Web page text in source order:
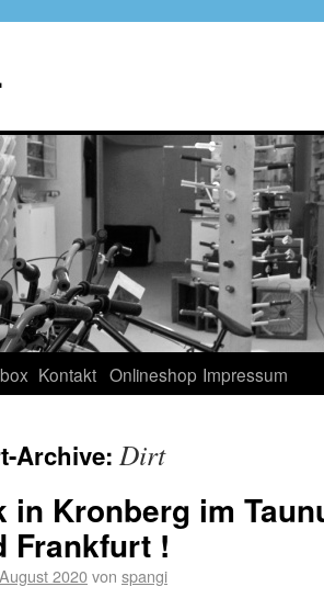
Kontakt Onlineshop Impressum
Archive: Dirt
in Kronberg im
Frankfurt !
2020von spangi